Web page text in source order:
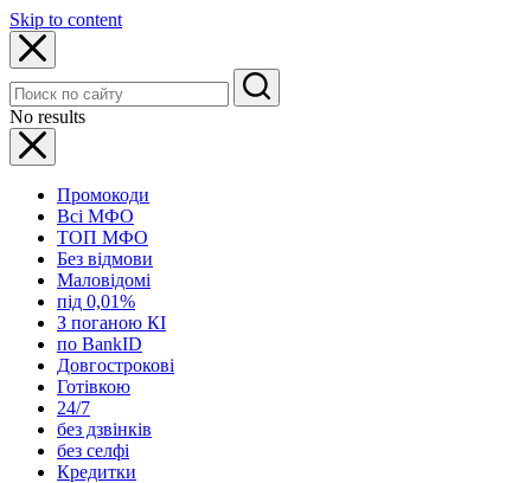
Skip to content
No results
Промокоди
Всі МФО
ТОП МФО
Без відмови
Маловідомі
під 0,01%
З поганою КІ
по BankID
Довгострокові
Готівкою
24/7
без дзвінків
без селфі
Кредитки